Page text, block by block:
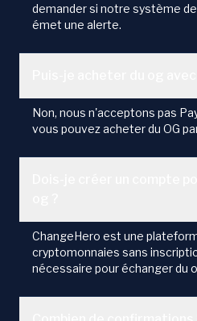
demander si notre système
émet une alerte.
Non, nous n'acceptons pas
vous pouvez acheter du OG
ChangeHero est une
cryptomonnaies sans
nécessaire pour échanger du